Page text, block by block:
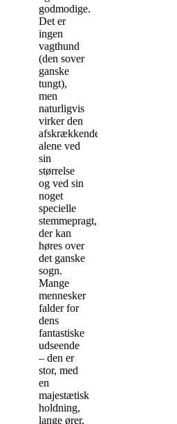
godmodige.
Det er
ingen
vagthund
(den sover
ganske
tungt),
men
naturligvis
virker den
afskrækkende
alene ved
sin
størrelse
og ved sin
noget
specielle
stemmepragt,
der kan
høres over
det ganske
sogn.
Mange
mennesker
falder for
dens
fantastiske
udseende
– den er
stor, med
en
majestætisk
holdning,
lange ører,